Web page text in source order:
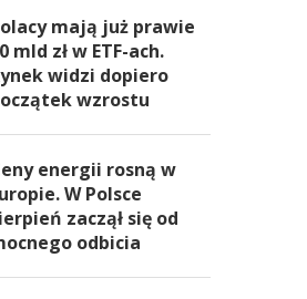
mają już prawie
mld zł w ETF-ach.
widzi dopiero
wzrostu
energii rosną w
W Polsce
zaczął się od
odbicia